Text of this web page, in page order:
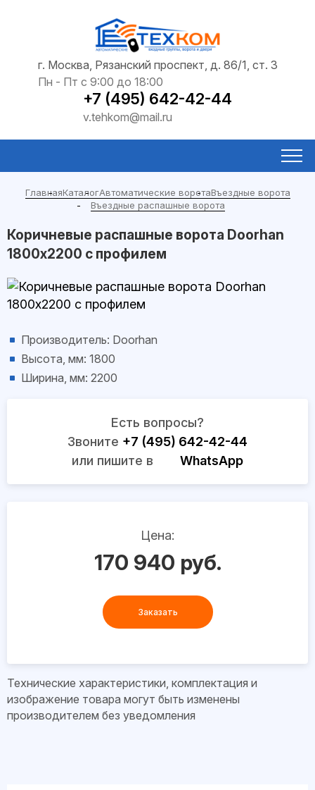
г. Москва, Рязанский проспект, д. 86/1, ст. 3
Пн - Пт с 9:00 до 18:00
+7 (495) 642-42-44
v.tehkom@mail.ru
ГлавнаяКаталогАвтоматические воротаВъездные ворота
Въездные распашные ворота
Коричневые распашные ворота Doorhan
1800х2200 с профилем
Производитель: Doorhan
Высота, мм: 1800
Ширина, мм: 2200
Есть вопросы?
Звоните +7 (495) 642-42-44
или пишите в
WhatsApp
Цена:
170 940 руб.
Заказать
Технические характеристики, комплектация и
изображение товара могут быть изменены
производителем без уведомления